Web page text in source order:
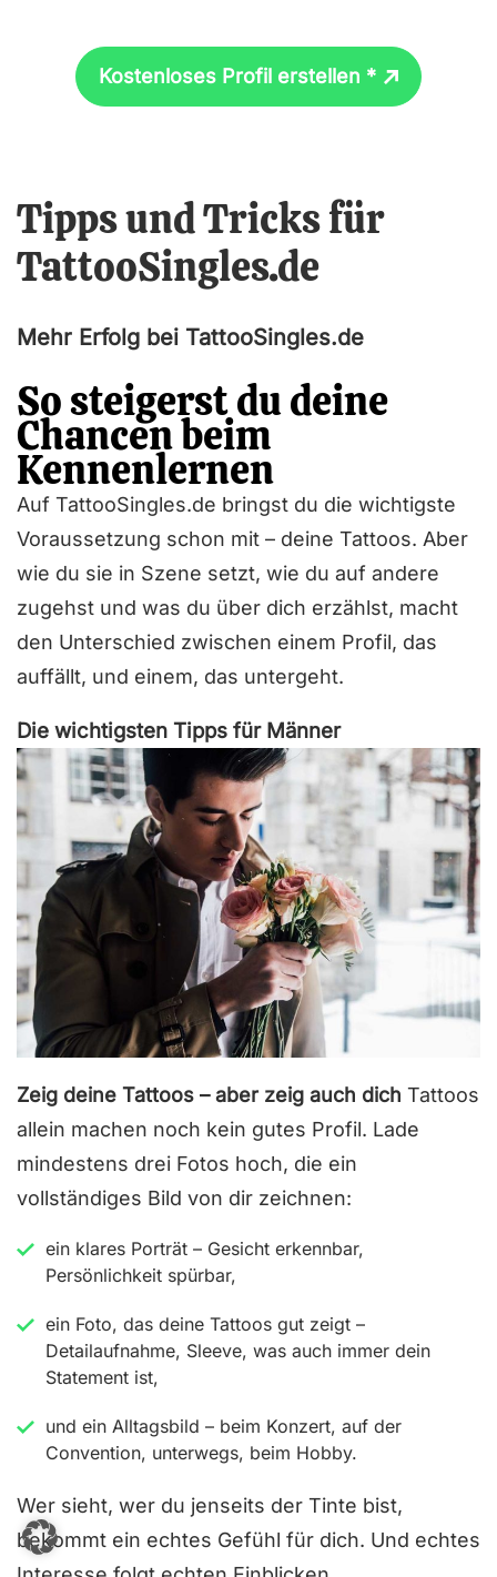
Kostenloses Profil erstellen *
Tipps und Tricks für
TattooSingles.de
Mehr Erfolg bei TattooSingles.de
So steigerst du deine
Chancen beim
Kennenlernen
Auf TattooSingles.de bringst du die wichtigste
Voraussetzung schon mit – deine Tattoos. Aber
wie du sie in Szene setzt, wie du auf andere
zugehst und was du über dich erzählst, macht
den Unterschied zwischen einem Profil, das
auffällt, und einem, das untergeht.
Die wichtigsten Tipps für Männer
Zeig deine Tattoos – aber zeig auch dich Tattoos
allein machen noch kein gutes Profil. Lade
mindestens drei Fotos hoch, die ein
vollständiges Bild von dir zeichnen:
ein klares Porträt – Gesicht erkennbar,
Persönlichkeit spürbar,
ein Foto, das deine Tattoos gut zeigt –
Detailaufnahme, Sleeve, was auch immer dein
Statement ist,
und ein Alltagsbild – beim Konzert, auf der
Convention, unterwegs, beim Hobby.
Wer sieht, wer du jenseits der Tinte bist,
bekommt ein echtes Gefühl für dich. Und echtes